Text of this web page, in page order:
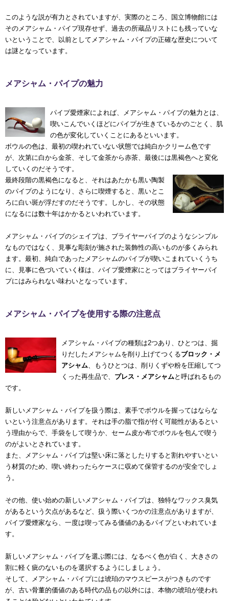
このような説が有力とされていますが、実際のところ、国立博物館には
そのメアシャム・パイプ現存せず、過去の所蔵品リストにも残っていな
いということで、以前としてメアシャム・パイプの正確な歴史について
は謎となっています。
メアシャム・パイプの魅力
パイプ愛煙家によれば、メアシャム・パイプの魅力とは、
喫いこんでいくほどにパイプが生きているかのごとく、肌
の色が変化していくことにあるといいます。
ボウルの色は、最初の喫われていない状態では純白かクリーム色です
が、次第に白から金茶、そして金茶から赤茶、最後には黒褐色へと変化
していくのだそうです。
最終段階の黒褐色になると、それはあたかも黒い陶製
のパイプのようになり、さらに喫煙すると、黒いとこ
ろに白い斑が浮だすのだそうです。しかし、その状態
になるには数十年はかかるといわれています。
メアシャム・パイプのシェイプは、ブライヤーパイプのようなシンプル
なものではなく、見事な彫刻が施された装飾性の高いものが多くみられ
ます。最初、純白であったメアシャムのパイプが喫いこまれていくうち
に、見事に色づいていく様は、パイプ愛煙家にとってはブライヤーパイ
プにはみられない味わいとなっています。
メアシャム・パイプを使用する際の注意点
メアシャム・パイプの種類は2つあり、ひとつは、掘
りだしたメアシャムを削り上げてつくるブロック・メ
アシャム、もうひとつは、削りくずや粉を圧縮してつ
くった再生品で、 プレス・メアシャムと呼ばれるもの
です。
新しいメアシャム・パイプを扱う際は、素手でボウルを握ってはならな
いという注意点があります。それは手の脂で指が付く可能性があるとい
う理由からで、手袋をして喫うか、セーム皮か布でボウルを包んで喫う
のがよいとされています。
また、メアシャム・パイプは堅い床に落としたりすると割れやすいとい
う材質のため、喫い終わったらケースに収めて保管するのが安全でしょ
う。
その他、使い始めの新しいメアシャム・パイプは、独特なワックス臭気
があるという欠点があるなど、扱う際いくつかの注意点がありますが、
パイプ愛煙家なら、一度は喫ってみる価値のあるパイプといわれていま
す。
新しいメアシャム・パイプを選ぶ際には、なるべく色が白く、大きさの
割に軽く疵のないものを選択するようにしましょう。
そして、メアシャム・パイプには琥珀のマウスピースがつきものです
が、古い骨董的価値のある時代の品もの以外には、本物の琥珀が使われ